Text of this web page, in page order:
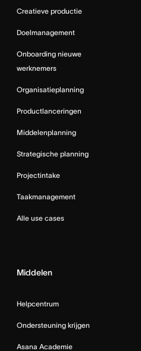
Creatieve productie
Doelmanagement
Onboarding nieuwe
werknemers
Organisatieplanning
Productlanceringen
Middelenplanning
Strategische planning
Projectintake
Taakmanagement
Alle use cases
Middelen
Helpcentrum
Ondersteuning krijgen
Asana Academie